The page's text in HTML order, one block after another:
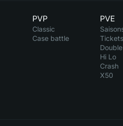
PVP
Classic
Case battle
PVE
Tickets
Double
Hi Lo
Crash
X50